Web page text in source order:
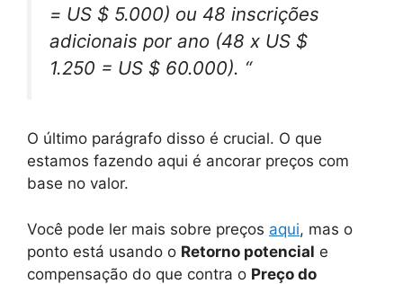
= US $ 5.000) ou 48 inscrições
adicionais por ano (48 x US $
1.250 = US $ 60.000). “
O último parágrafo disso é crucial. O que
estamos fazendo aqui é ancorar preços com
base no valor.
Você pode ler mais sobre preços aqui, mas o
ponto está usando o Retorno potencial e
compensação do que contra o Preço do